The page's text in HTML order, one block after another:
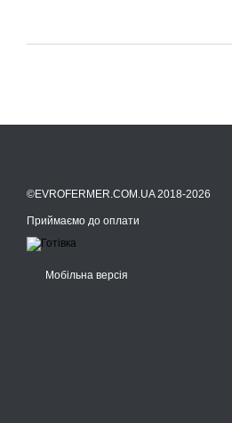
©EVROFERMER.COM.UA 2018-2026
Приймаємо до оплати
Мобільна версія